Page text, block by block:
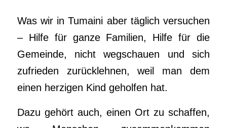
Was wir in Tumaini aber täglich versuchen
– Hilfe für ganze Familien, Hilfe für die
Gemeinde, nicht wegschauen und sich
zufrieden zurücklehnen, weil man dem
einen herzigen Kind geholfen hat.
Dazu gehört auch, einen Ort zu schaffen,